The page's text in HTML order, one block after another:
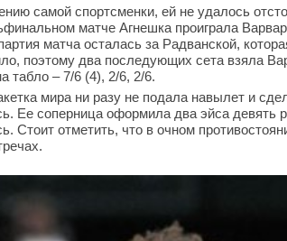
самой спортсменки, ей не удалось
матче Агнешка проиграла
матча осталась за Радванской,
поэтому два последующих сета взяла
табло – 7/6 (4), 2/6, 2/6.
мира ни разу не подала навылет и
Ее соперница оформила два эйса девять
Стоит отметить, что в очном